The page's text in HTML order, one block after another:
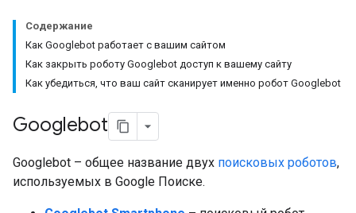
Содержание
Как Googlebot работает с вашим сайтом
Как закрыть роботу Googlebot доступ к вашему сайту
Как убедиться, что ваш сайт сканирует именно робот Googlebot
Googlebot
Googlebot – общее название двух поисковых роботов,
используемых в Google Поиске.